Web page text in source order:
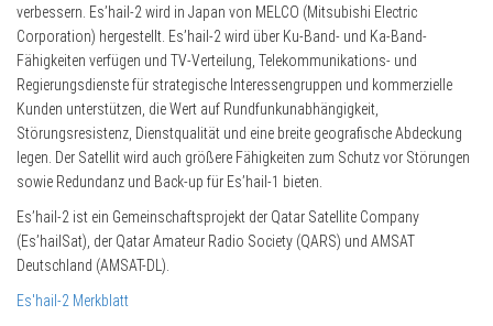
verbessern. Es’hail-2 wird in Japan von MELCO (Mitsubishi Electric
Corporation) hergestellt. Es’hail-2 wird über Ku-Band- und Ka-Band-
Fähigkeiten verfügen und TV-Verteilung, Telekommunikations- und
Regierungsdienste für strategische Interessengruppen und kommerzielle
Kunden unterstützen, die Wert auf Rundfunkunabhängigkeit,
Störungsresistenz, Dienstqualität und eine breite geografische Abdeckung
legen. Der Satellit wird auch größere Fähigkeiten zum Schutz vor Störungen
sowie Redundanz und Back-up für Es’hail-1 bieten.
Es’hail-2 ist ein Gemeinschaftsprojekt der Qatar Satellite Company
(Es’hailSat), der Qatar Amateur Radio Society (QARS) und AMSAT
Deutschland (AMSAT-DL).
Es'hail-2 Merkblatt